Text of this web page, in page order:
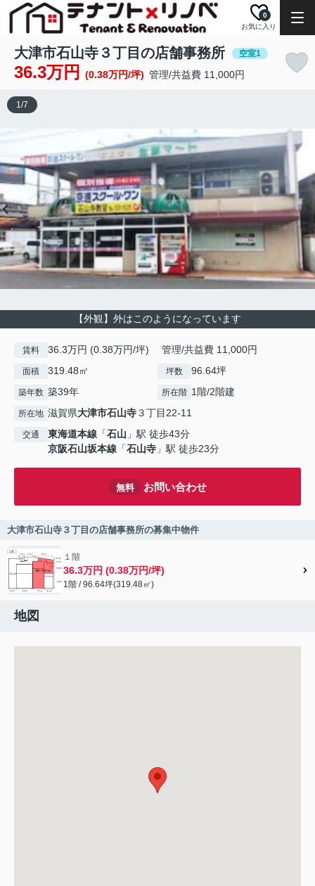
お気に入り
0
大津市石山寺３丁目の店舗事務所 空室1
36.3万円 (0.38万円/坪) 管理/共益費 11,000円
【外観】外はこのようになっています
1/7
賃料 36.3万円 (0.38万円/坪) 管理/共益費 11,000円
面積 319.48㎡ 坪数 96.64坪
築年数 築39年 所在階 1階/2階建
所在地 滋賀県大津市石山寺３丁目22-11
交通 東海道本線 「石山 」駅 徒歩43分
京阪石山坂本線 「石山寺 」駅 徒歩23分
無料 お問い合わせ
大津市石山寺３丁目の店舗事務所の募集中物件
１階
36.3万円 (0.38万円/坪)
1階 / 96.64坪(319.48㎡)
地図